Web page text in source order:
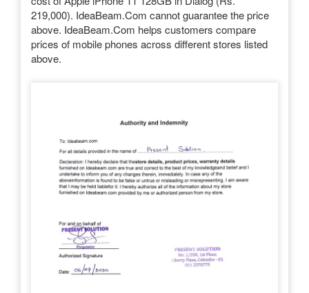
219,000). IdeaBeam.Com cannot guarantee the price
above. IdeaBeam.Com helps customers compare
prices of mobile phones across different stores listed
above.